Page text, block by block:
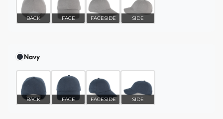
BACK FACE FACESIDE SIDE
Navy
BACK FACE FACESIDE SIDE